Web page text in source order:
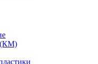
(КМ)